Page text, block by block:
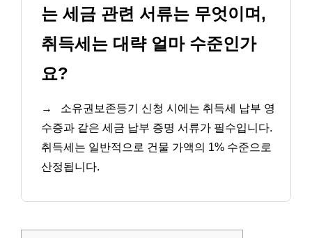
는 세금 관련 서류는 무엇이며,
취득세는 대략 얼마 수준인가
요?
→
소유권보존등기 신청 시에는 취득세 납부 영
수증과 같은 세금 납부 증명 서류가 필수입니다.
취득세는 일반적으로 건물 가액의 1% 수준으로
산정됩니다.